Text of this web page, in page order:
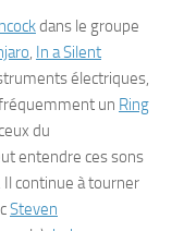
dans le groupe
, In a Silent
électriques,
un Ring
du
entendre ces sons
. Il continue à tourner
Steven